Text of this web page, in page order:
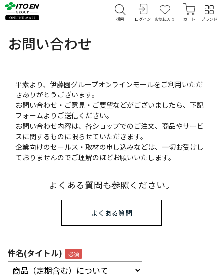
検索 ログイン お気に入り カート ブランド
お問い合わせ
平素より、伊藤園グループオンラインモールをご利用いただ
きありがとうございます。
お問い合わせ・ご意見・ご要望などがございましたら、下記
フォームよりご送信ください。
お問い合わせ内容は、各ショップでのご注文、商品やサービ
スに関するものに限らせていただきます。
企業向けのセールス・取材の申し込みなどは、一切お受けし
ておりませんのでご理解のほどお願いいたします。
よくある質問も参照ください。
よくある質問
件名(タイトル)